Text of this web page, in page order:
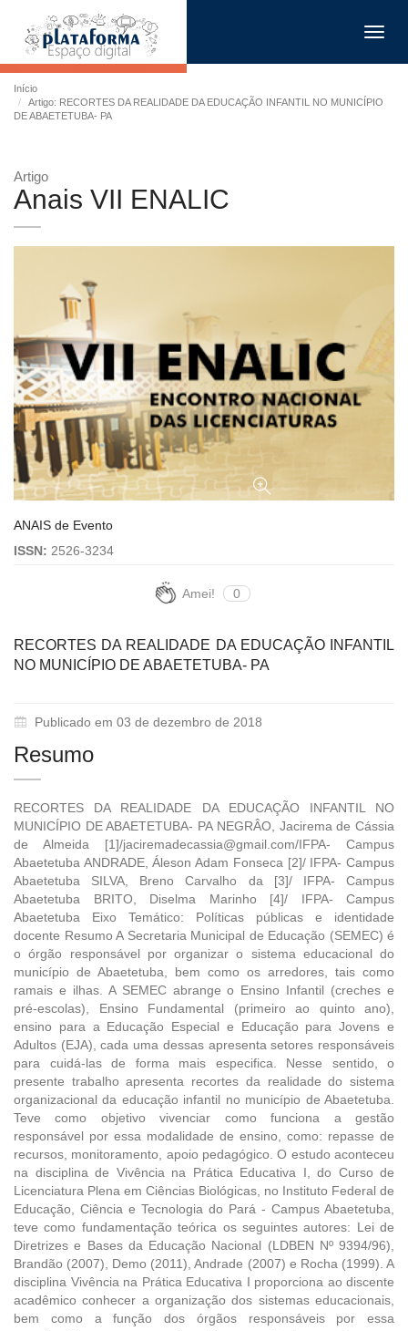
Início
Artigo: RECORTES DA REALIDADE DA EDUCAÇÃO INFANTIL NO MUNICÍPIO
DE ABAETETUBA- PA
Artigo
Anais VII ENALIC
ANAIS de Evento
ISSN: 2526-3234
Amei! 0
RECORTES DA REALIDADE DA EDUCAÇÃO INFANTIL
NO MUNICÍPIO DE ABAETETUBA- PA
Publicado em 03 de dezembro de 2018
Resumo
RECORTES DA REALIDADE DA EDUCAÇÃO INFANTIL NO
MUNICÍPIO DE ABAETETUBA- PA NEGRÂO, Jacirema de Cássia
de Almeida [1]/jaciremadecassia@gmail.com/IFPA- Campus
Abaetetuba ANDRADE, Áleson Adam Fonseca [2]/ IFPA- Campus
Abaetetuba SILVA, Breno Carvalho da [3]/ IFPA- Campus
Abaetetuba BRITO, Diselma Marinho [4]/ IFPA- Campus
Abaetetuba Eixo Temático: Políticas públicas e identidade
docente Resumo A Secretaria Municipal de Educação (SEMEC) é
o órgão responsável por organizar o sistema educacional do
município de Abaetetuba, bem como os arredores, tais como
ramais e ilhas. A SEMEC abrange o Ensino Infantil (creches e
pré-escolas), Ensino Fundamental (primeiro ao quinto ano),
ensino para a Educação Especial e Educação para Jovens e
Adultos (EJA), cada uma dessas apresenta setores responsáveis
para cuidá-las de forma mais especifica. Nesse sentido, o
presente trabalho apresenta recortes da realidade do sistema
organizacional da educação infantil no município de Abaetetuba.
Teve como objetivo vivenciar como funciona a gestão
responsável por essa modalidade de ensino, como: repasse de
recursos, monitoramento, apoio pedagógico. O estudo aconteceu
na disciplina de Vivência na Prática Educativa I, do Curso de
Licenciatura Plena em Ciências Biológicas, no Instituto Federal de
Educação, Ciência e Tecnologia do Pará - Campus Abaetetuba,
teve como fundamentação teórica os seguintes autores: Lei de
Diretrizes e Bases da Educação Nacional (LDBEN Nº 9394/96),
Brandão (2007), Demo (2011), Andrade (2007) e Rocha (1999). A
disciplina Vivência na Prática Educativa I proporciona ao discente
acadêmico conhecer a organização dos sistemas educacionais,
bem como a função dos órgãos responsáveis por essa